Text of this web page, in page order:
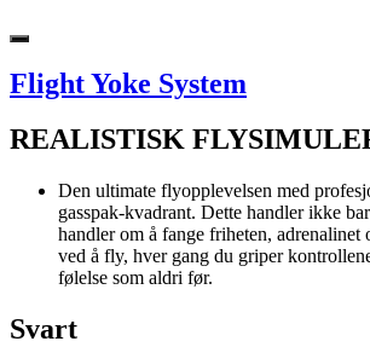
Flight Yoke System
REALISTISK
Den ultimate flyopplevelsen med
gasspak-kvadrant. Dette handler ikke
handler om å fange friheten, adrenalinet
ved å fly, hver gang du griper
følelse som aldri før.
Svart